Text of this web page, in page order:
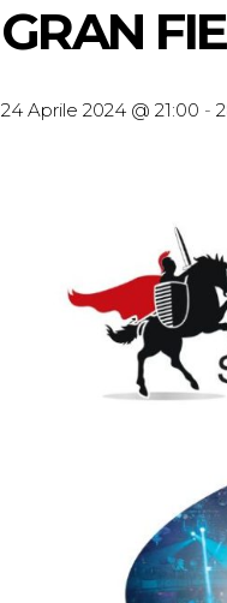
GRAN
24 Aprile 2024 @ 21:00 -